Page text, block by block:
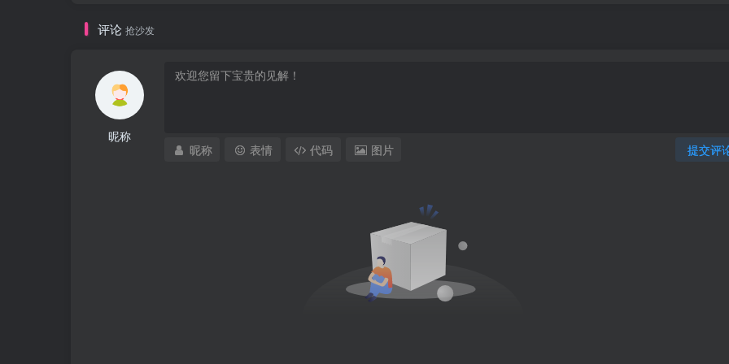
评论 抢沙发
昵称
提交评
昵称 表情 代码 图片